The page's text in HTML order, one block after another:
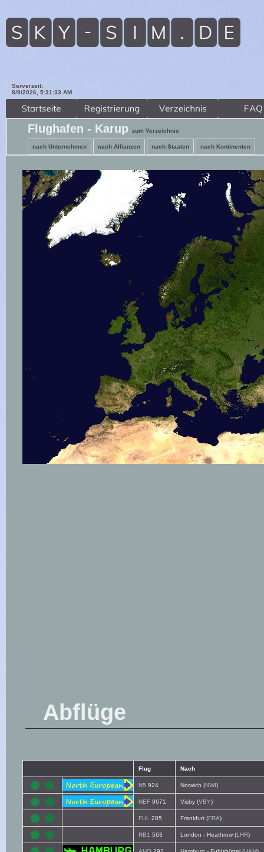
Serverzeit:
8/9/2026, 5:31:35 AM
Flughafen - Karup zum Verzeichnis
nach Unternehmen nach Allianzen nach Staaten nach Kontinenten
Abflüge
Flug Nach
N5 924 Norwich (NWI)
NEF 9671 Visby (VBY)
FHL 285 Frankfurt (FRA)
RB1 563 London - Heathrow (LHR)